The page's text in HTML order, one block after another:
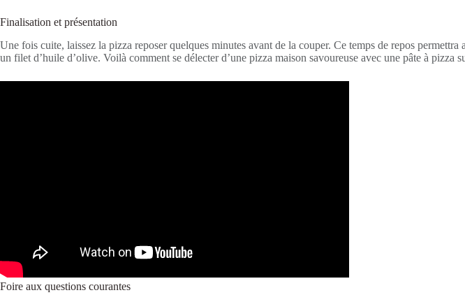
Finalisation et présentation
Une fois cuite, laissez la pizza reposer quelques minutes avant de la couper. Ce temps de repos
un filet d’huile d’olive. Voilà comment se délecter d’une pizza maison savoureuse avec une pâte à pizza
Foire aux questions courantes